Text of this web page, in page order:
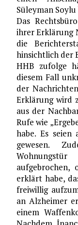
Süleyman
Das
ihrer Erklärung
die
hinsichtlich der
HHB zufolge
diesem Fall
der
Erklärung wird
aus der
Rufe wie
habe. Es seien
gewesen.
aufgebrochen,
erklärt habe,
freiwillig
an Alzheimer
einem